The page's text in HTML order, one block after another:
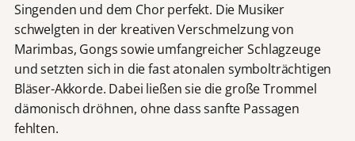
Singenden und dem Chor perfekt. Die Musiker
schwelgten in der kreativen Verschmelzung von
Marimbas, Gongs sowie umfangreicher Schlagzeuge
und setzten sich in die fast atonalen symbolträchtigen
Bläser-Akkorde. Dabei ließen sie die große Trommel
dämonisch dröhnen, ohne dass sanfte Passagen
fehlten.